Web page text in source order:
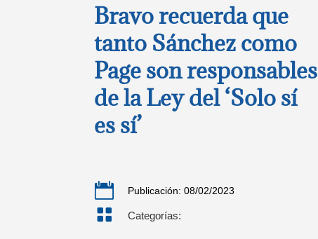
Bravo recuerda que
tanto Sánchez como
Page son responsables
de la Ley del ‘Solo sí
es sí’
 Publicación: 08/02/2023
 Categorías: